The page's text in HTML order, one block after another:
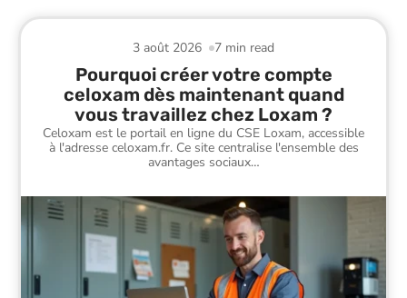
7 min read
3 août 2026
Pourquoi créer votre compte
celoxam dès maintenant quand
vous travaillez chez Loxam ?
Celoxam est le portail en ligne du CSE Loxam, accessible
à l'adresse celoxam.fr. Ce site centralise l'ensemble des
avantages sociaux…